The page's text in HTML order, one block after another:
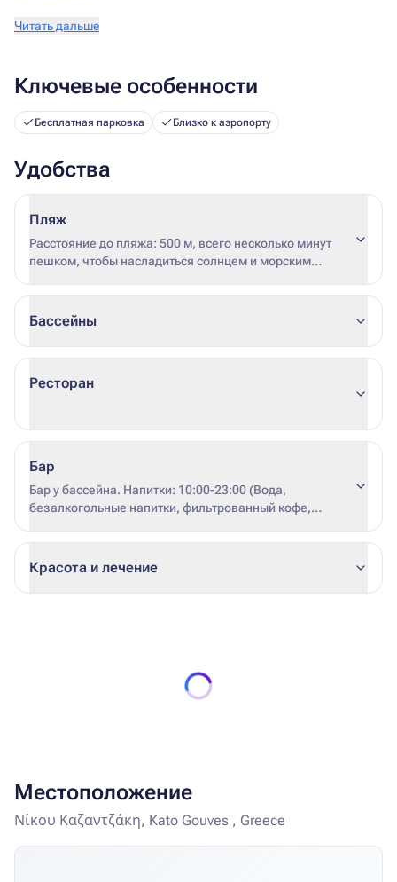
Читать дальше
Ключевые особенности
Бесплатная парковка Близко к аэропорту
Удобства
Пляж
Расстояние до пляжа: 500 м, всего несколько минут
пешком, чтобы насладиться солнцем и морским
Бассейны
Ресторан
Бар
Бар у бассейна. Напитки: 10:00-23:00 (Вода,
безалкогольные напитки, фильтрованный кофе,
дополнительную плату), разливное пиво, белое,
красное и розовое вино, алкогольные напитки
местных производителей: раки, узо, бренди, джин,
водка, ром, текила). Закуски: 11:00-12:30 и 16:00-18:00
Красота и лечение
Местоположение
Νίκου Καζαντζάκη, Kato Gouves , Greece